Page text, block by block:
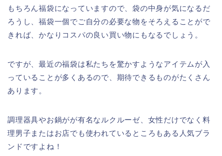
もちろん福袋になっていますので、袋の中身が気になるだ
ろうし、福袋一個でご自分の必要な物をそろえることがで
きれば、かなりコスパの良い買い物にもなるでしょう。
ですが、最近の福袋は私たちを驚かすようなアイテムが入
っていることが多くあるので、期待できるものがたくさん
あります。
調理器具やお鍋がが有名なルクルーゼ、女性だけでなく料
理男子またはお店でも使われているところもある人気ブラ
ンドですよね！